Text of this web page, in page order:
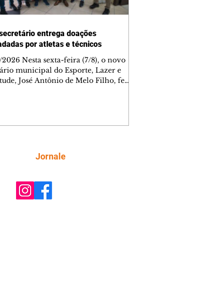
entrega doações
por atletas e técnicos
Nesta sexta-feira (7/8), o novo
municipal do Esporte, Lazer e
José Antônio de Melo Filho, fez
de Incentivo ao Esporte. As
serão destinadas às unidades da FAS
Jornale